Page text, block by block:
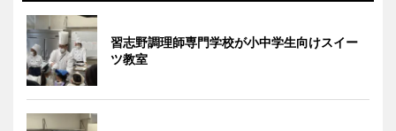
習志野調理師専門学校が小中学生向けスイー
ツ教室